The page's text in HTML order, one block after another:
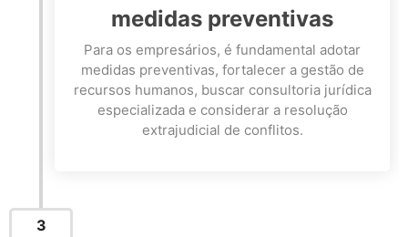
medidas preventivas
Para os empresários, é fundamental adotar
medidas preventivas, fortalecer a gestão de
recursos humanos, buscar consultoria jurídica
especializada e considerar a resolução
extrajudicial de conflitos.
3